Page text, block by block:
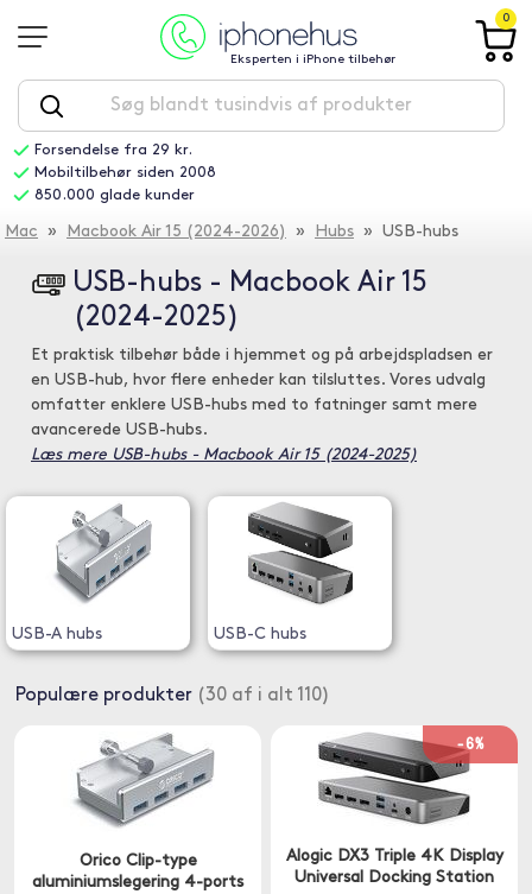
Eksperten i iPhone tilbehør
0
Forsendelse fra 29 kr.
Mobiltilbehør siden 2008
850.000 glade kunder
Mac » Macbook Air 15 (2024-2026) » Hubs » USB-hubs
USB-hubs - Macbook Air 15
(2024-2025)
Et praktisk tilbehør både i hjemmet og på arbejdspladsen er
en USB-hub, hvor flere enheder kan tilsluttes. Vores udvalg
omfatter enklere USB-hubs med to fatninger samt mere
avancerede USB-hubs.
Læs mere USB-hubs - Macbook Air 15 (2024-2025)
USB-A hubs USB-C hubs
Populære produkter (30 af i alt 110)
Orico Clip-type
aluminiumslegering 4-ports
-6%
Alogic DX3 Triple 4K Display
Universal Docking Station